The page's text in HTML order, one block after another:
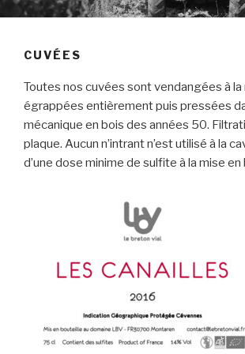
CUVÉES
Toutes nos cuvées sont vendangées à la
égrappées entièrement puis pressées
mécanique en bois des années 50.
plaque. Aucun n’intrant n’est utilisé à la
d’une dose minime de sulfite à la mise en